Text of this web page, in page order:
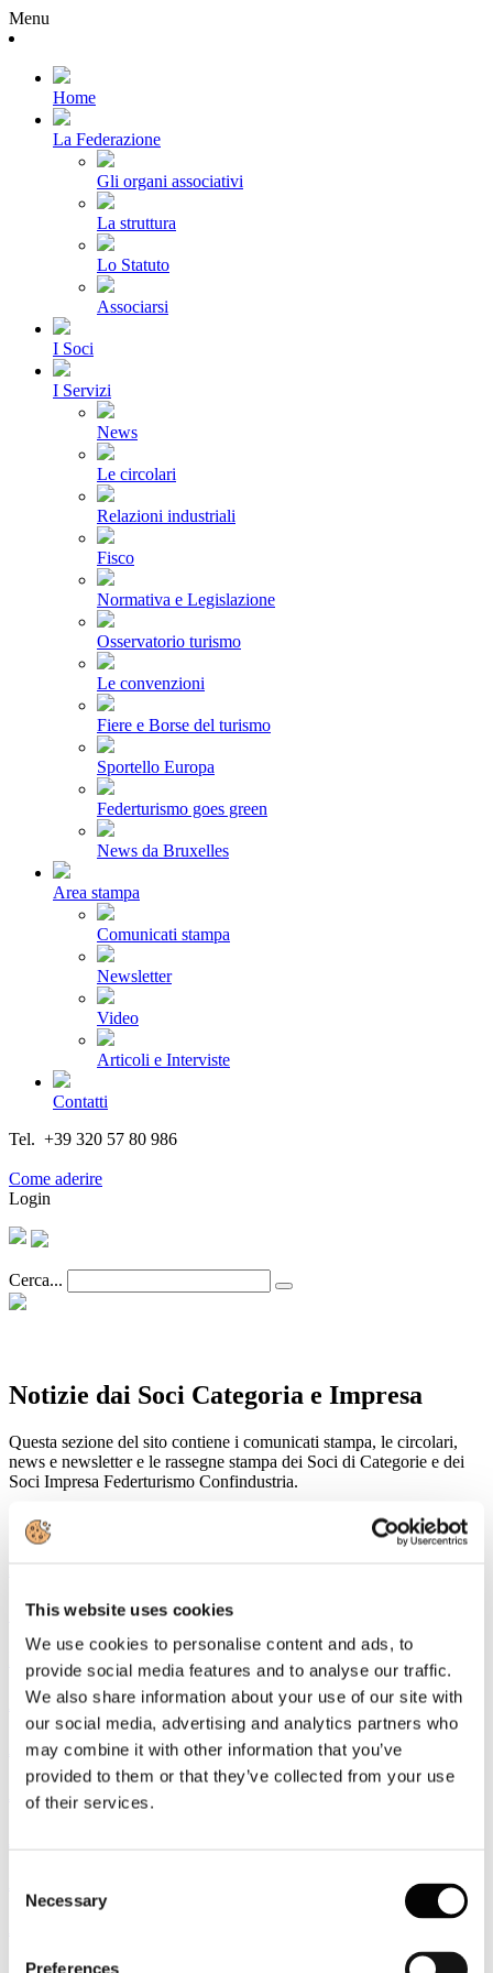
This website uses cookies
We use cookies to personalise content and ads, to
provide social media features and to analyse our traffic.
We also share information about your use of our site with
our social media, advertising and analytics partners who
may combine it with other information that you’ve
provided to them or that they’ve collected from your use
of their services.
Selection
Necessary
Preferences
Menu
Home
La Federazione
Gli organi associativi
La struttura
Lo Statuto
Associarsi
I Soci
I Servizi
News
Le circolari
Relazioni industriali
Fisco
Normativa e Legislazione
Osservatorio turismo
Le convenzioni
Fiere e Borse del turismo
Sportello Europa
Federturismo goes green
News da Bruxelles
Area stampa
Comunicati stampa
Newsletter
Video
Articoli e Interviste
Contatti
Tel. +39 320 57 80 986
Come aderire
Login
Cerca...
Notizie dai Soci Categoria e Impresa
Questa sezione del sito contiene i comunicati stampa, le circolari,
news e newsletter e le rassegne stampa dei Soci di Categorie e dei
Soci Impresa Federturismo Confindustria.
Sottocategorie
Circolari, news e newsletter
I comunicati stampa
Aci
Anav
Aniasa